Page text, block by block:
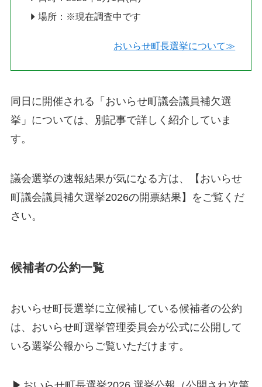
場所：※現在調査中です
おいらせ町長選挙について≫
同日に開催される「おいらせ町議会議員補欠選
挙」については、別記事で詳しく紹介していま
す。
議会選挙の速報結果が気になる方は、【おいらせ
町議会議員補欠選挙2026の開票結果】をご覧くだ
さい。
候補者の公約一覧
おいらせ町長選挙に立候補している候補者の公約
は、おいらせ町選挙管理委員会が公式に公開して
いる選挙公報からご覧いただけます。